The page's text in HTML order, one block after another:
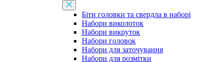
Біти головки та свердла в наборі
Набори виколоток
Набори викруток
Набори головок
Набори для заточування
Набори для розмітки